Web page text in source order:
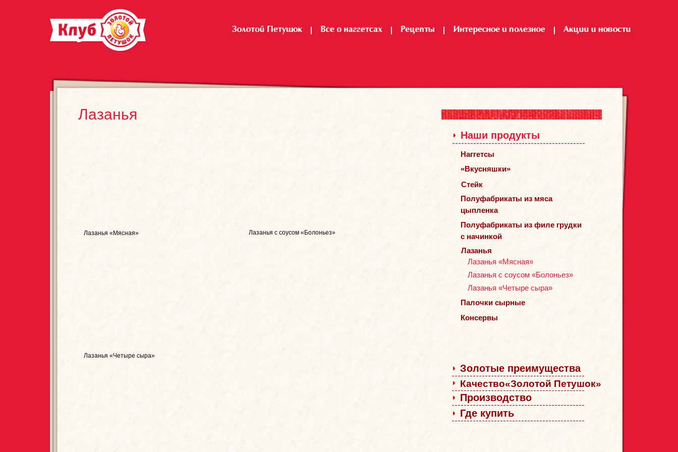
Лазанья «Мясная» Лазанья с соусом «Болоньез»
Лазанья «Четыре сыра»
Лазанья
Наши продукты
Наггетсы
Консервы
Полуфабрикаты из филе грудки
с начинкой
Полуфабрикаты из мяса
цыпленка
Палочки сырные
Лазанья
Стейк
«Вкусняшки»
Золотые преимущества
Производство
Где купить
Лазанья «Мясная»
Лазанья «Четыре сыра»
Лазанья с соусом «Болоньез»
Качество«Золотой Петушок»